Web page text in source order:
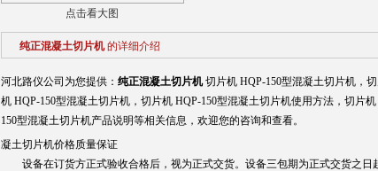
点击看大图
纯正混凝土切片机 的详细介绍
河北路仪公司为您提供： 纯正混凝土切片机切片机 HQP-150型混凝土切片机，
机 HQP-150型混凝土切片机，切片机 HQP-150型混凝土切片机使用方法，切片
150型混凝土切片机产品说明等相关信息，欢迎您的咨询和查看。
凝土切片机价格质量保证
设备在订货方正式验收合格后，视为正式交货。设备三包期为正式交货之日